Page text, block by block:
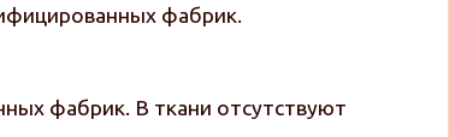
фабрик.
фабрик. В ткани отсутствуют